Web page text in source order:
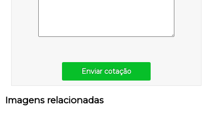
Enviar cotação
Imagens relacionadas